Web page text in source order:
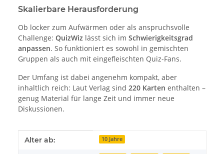
Skalierbare Herausforderung
Ob locker zum Aufwärmen oder als anspruchsvolle
Challenge: QuizWiz lässt sich im Schwierigkeitsgrad
anpassen. So funktioniert es sowohl in gemischten
Gruppen als auch mit eingefleischten Quiz-Fans.
Der Umfang ist dabei angenehm kompakt, aber
inhaltlich reich: Laut Verlag sind 220 Karten enthalten –
genug Material für lange Zeit und immer neue
Diskussionen.
Produkteigenschaft
Wert
Alter ab: 10 Jahre